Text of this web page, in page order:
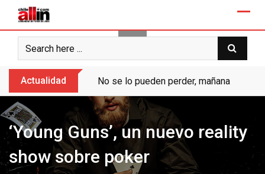
content
Actualidad No se lo pueden perder, mañana “Ases
‘Young Guns’, un nuevo reality
show sobre poker